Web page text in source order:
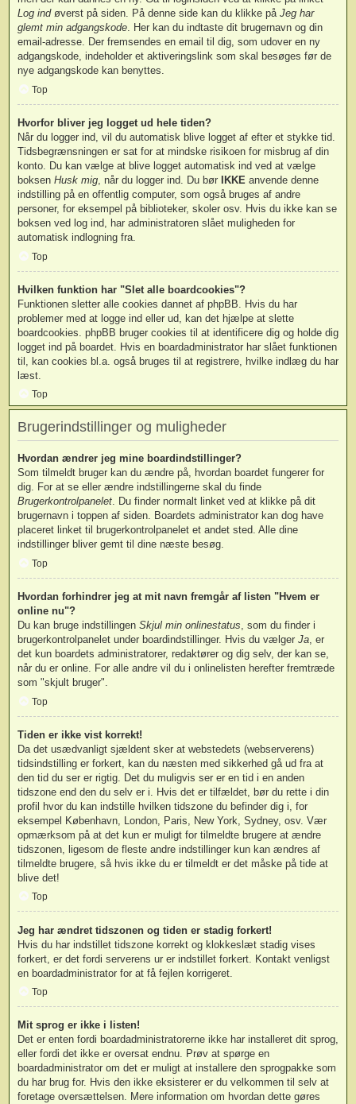
Log indøverst på siden. På denne side kan du klikke på Jeg har
glemt min adgangskode. Her kan du indtaste dit brugernavn og din
email-adresse. Der fremsendes en email til dig, som udover en ny
adgangskode, indeholder et aktiveringslink som skal besøges før de
nye adgangskode kan benyttes.
Top
Hvorfor bliver jeg logget ud hele tiden?
Når du logger ind, vil du automatisk blive logget af efter et stykke tid.
Tidsbegrænsningen er sat for at mindske risikoen for misbrug af din
konto. Du kan vælge at blive logget automatisk ind ved at vælge
boksen Husk mig, når du logger ind. Du bør IKKE anvende denne
indstilling på en offentlig computer, som også bruges af andre
personer, for eksempel på biblioteker, skoler osv. Hvis du ikke kan se
boksen ved log ind, har administratoren slået muligheden for
automatisk indlogning fra.
Top
Hvilken funktion har "Slet alle boardcookies"?
Funktionen sletter alle cookies dannet af phpBB. Hvis du har
problemer med at logge ind eller ud, kan det hjælpe at slette
boardcookies. phpBB bruger cookies til at identificere dig og holde dig
logget ind på boardet. Hvis en boardadministrator har slået funktionen
til, kan cookies bl.a. også bruges til at registrere, hvilke indlæg du har
læst.
Top
Brugerindstillinger og muligheder
Hvordan ændrer jeg mine boardindstillinger?
Som tilmeldt bruger kan du ændre på, hvordan boardet fungerer for
dig. For at se eller ændre indstillingerne skal du finde
Brugerkontrolpanelet. Du finder normalt linket ved at klikke på dit
brugernavn i toppen af siden. Boardets administrator kan dog have
placeret linket til brugerkontrolpanelet et andet sted. Alle dine
indstillinger bliver gemt til dine næste besøg.
Top
Hvordan forhindrer jeg at mit navn fremgår af listen "Hvem er
online nu"?
Du kan bruge indstillingen Skjul min onlinestatus, som du finder i
brugerkontrolpanelet under boardindstillinger. Hvis du vælger Ja, er
det kun boardets administratorer, redaktører og dig selv, der kan se,
når du er online. For alle andre vil du i onlinelisten herefter fremtræde
som "skjult bruger".
Top
Tiden er ikke vist korrekt!
Da det usædvanligt sjældent sker at webstedets (webserverens)
tidsindstilling er forkert, kan du næsten med sikkerhed gå ud fra at
den tid du ser er rigtig. Det du muligvis ser er en tid i en anden
tidszone end den du selv er i. Hvis det er tilfældet, bør du rette i din
profil hvor du kan indstille hvilken tidszone du befinder dig i, for
eksempel København, London, Paris, New York, Sydney, osv. Vær
opmærksom på at det kun er muligt for tilmeldte brugere at ændre
tidszonen, ligesom de fleste andre indstillinger kun kan ændres af
tilmeldte brugere, så hvis ikke du er tilmeldt er det måske på tide at
blive det!
Top
Jeg har ændret tidszonen og tiden er stadig forkert!
Hvis du har indstillet tidszone korrekt og klokkeslæt stadig vises
forkert, er det fordi serverens ur er indstillet forkert. Kontakt venligst
en boardadministrator for at få fejlen korrigeret.
Top
Mit sprog er ikke i listen!
Det er enten fordi boardadministratorerne ikke har installeret dit sprog,
eller fordi det ikke er oversat endnu. Prøv at spørge en
boardadministrator om det er muligt at installere den sprogpakke som
du har brug for. Hvis den ikke eksisterer er du velkommen til selv at
foretage oversættelsen. Mere information om hvordan dette gøres